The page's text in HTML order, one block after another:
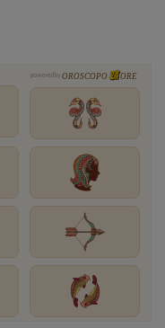
powered by OROSCOPO ORE